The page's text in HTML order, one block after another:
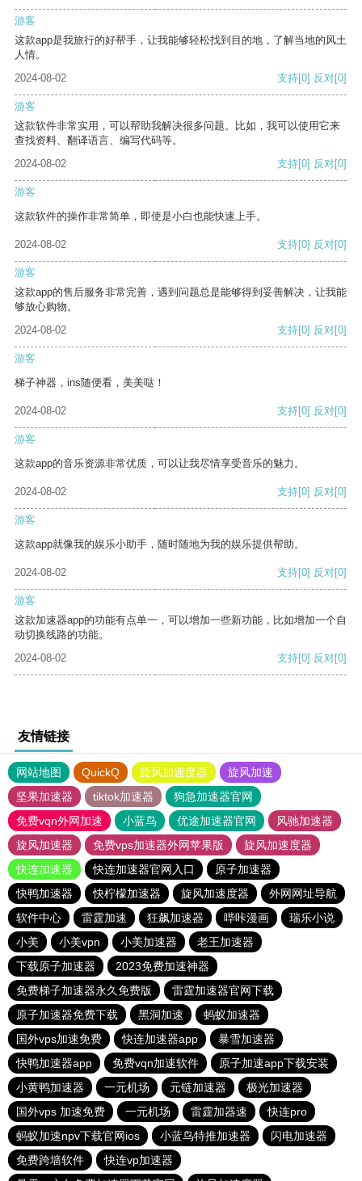
游客
这款app是我旅行的好帮手，让我能够轻松找到目的地，了解当地的风土
人情。
2024-08-02
支持[0] 反对[0]
游客
这款软件非常实用，可以帮助我解决很多问题。比如，我可以使用它来
查找资料、翻译语言、编写代码等。
2024-08-02
支持[0] 反对[0]
游客
这款软件的操作非常简单，即使是小白也能快速上手。
2024-08-02 支持[0] 反对[0]
游客
这款app的售后服务非常完善，遇到问题总是能够得到妥善解决，让我能
够放心购物。
2024-08-02
支持[0] 反对[0]
游客
梯子神器，ins随便看，美美哒！
2024-08-02 支持[0] 反对[0]
游客
这款app的音乐资源非常优质，可以让我尽情享受音乐的魅力。
2024-08-02 支持[0] 反对[0]
游客
这款app就像我的娱乐小助手，随时随地为我的娱乐提供帮助。
2024-08-02 支持[0] 反对[0]
游客
这款加速器app的功能有点单一，可以增加一些新功能，比如增加一个自
动切换线路的功能。
2024-08-02
支持[0] 反对[0]
友情链接
网站地图 QuickQ 旋风加速度器
旋风加速
坚果加速器
tiktok加速器
狗急加速器官网
免费vqn外网加速
小蓝鸟 优途加速器官网
风驰加速器
旋风加速器
免费vps加速器外网苹果版
旋风加速度器
快连加速器
快连加速器官网入口
原子加速器
快鸭加速器
快柠檬加速器 旋风加速度器
外网网址导航
软件中心
雷霆加速 狂飙加速器 哔咔漫画
瑞乐小说
小美
小美vpn 小美加速器
老王加速器
下载原子加速器
2023免费加速神器
免费梯子加速器永久免费版
雷霆加速器官网下载
原子加速器免费下载
黑洞加速
蚂蚁加速器
国外vps加速免费
快连加速器app
暴雪加速器
快鸭加速器app
免费vqn加速软件
原子加速app下载安装
小黄鸭加速器
一元机场 元链加速器
极光加速器
国外vps 加速免费
一元机场 雷霆加器速
快连pro
蚂蚁加速npv下载官网ios
小蓝鸟特推加速器
闪电加速器
免费跨墙软件
快连vp加速器